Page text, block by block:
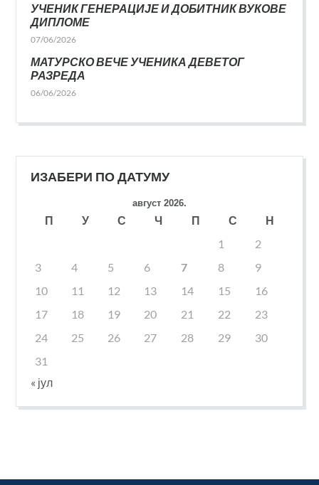
УЧЕНИК ГЕНЕРАЦИЈЕ И ДОБИТНИК ВУКОВЕ
ДИПЛОМЕ
07/06/2026
МАТУРСКО ВЕЧЕ УЧЕНИКА ДЕВЕТОГ
РАЗРЕДА
06/06/2026
ИЗАБЕРИ ПО ДАТУМУ
август 2026.
П У С Ч П С
Н
1
2
3
4 5 6 7 8
9
10
11 12 13 14 15
16
17
18 19 20 21 22
23
24
25 26 27 28 29
30
31
« јул